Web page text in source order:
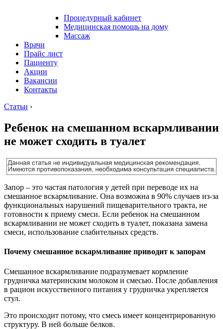
Процедурный кабинет
Медицинская помощь на дому
Массаж
Врачи
Прайс лист
Пациенту
Акции
Вакансии
Контакты
Статьи ›
Ребенок на смешанном вскармливании
не может сходить в туалет
Запор – это частая патология у детей при переводе их на
смешанное вскармливание. Она возможна в 90% случаев из-за
функциональных нарушений пищеварительного тракта, не
готовности к приему смеси. Если ребенок на смешанном
вскармливании не может сходить в туалет, показана замена
смеси, использование слабительных средств.
Почему смешанное вскармливание приводит к запорам
Смешанное вскармливание подразумевает кормление
грудничка материнским молоком и смесью. После добавления
в рацион искусственного питания у грудничка укрепляется
стул.
Это происходит потому, что смесь имеет концентрированную
структуру. В ней больше белков.